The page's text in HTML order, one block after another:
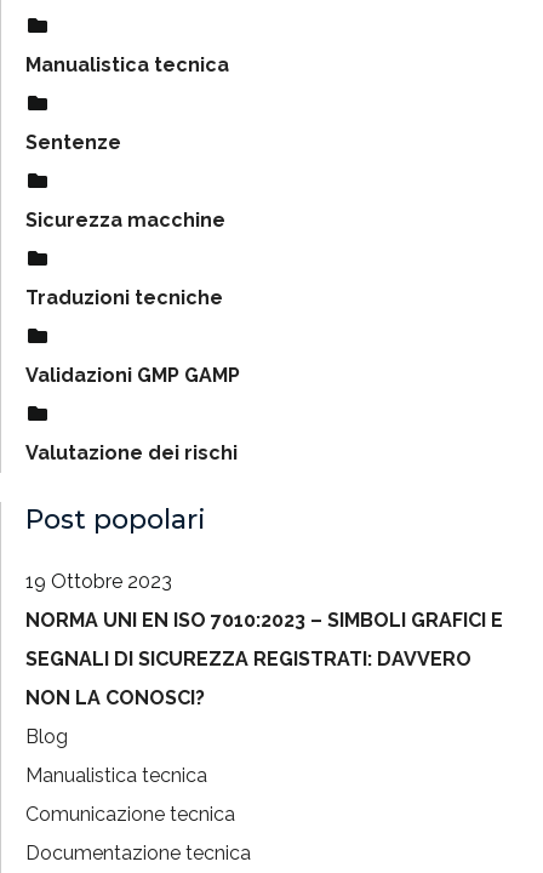
Manualistica tecnica
Sentenze
Sicurezza macchine
Traduzioni tecniche
Validazioni GMP GAMP
Valutazione dei rischi
Post popolari
19 Ottobre 2023
NORMA UNI EN ISO 7010:2023 – SIMBOLI GRAFICI E
SEGNALI DI SICUREZZA REGISTRATI: DAVVERO
NON LA CONOSCI?
Blog
Manualistica tecnica
Comunicazione tecnica
Documentazione tecnica